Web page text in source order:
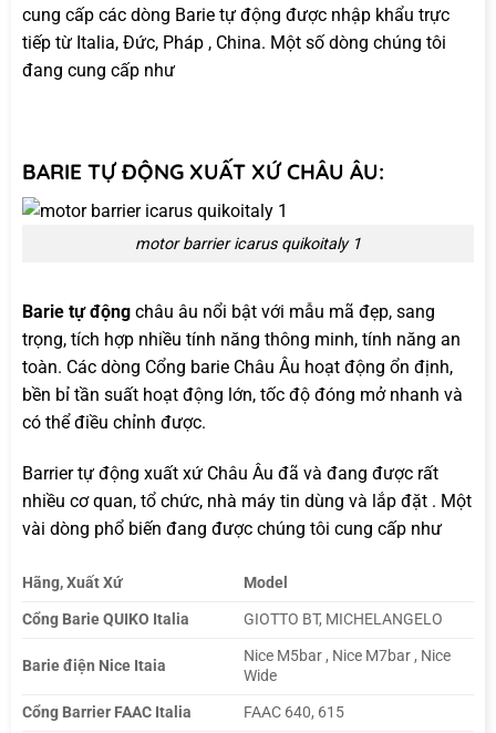
cung cấp các dòng Barie tự động được nhập khẩu trực
tiếp từ Italia, Đức, Pháp , China. Một số dòng chúng tôi
đang cung cấp như
BARIE TỰ ĐỘNG XUẤT XỨ CHÂU ÂU:
motor barrier icarus quikoitaly 1
Barie tự động châu âu nổi bật với mẫu mã đẹp, sang
trọng, tích hợp nhiều tính năng thông minh, tính năng an
toàn. Các dòng Cổng barie Châu Âu hoạt động ổn định,
bền bỉ tần suất hoạt động lớn, tốc độ đóng mở nhanh và
có thể điều chỉnh được.
Barrier tự động xuất xứ Châu Âu đã và đang được rất
nhiều cơ quan, tổ chức, nhà máy tin dùng và lắp đặt . Một
vài dòng phổ biến đang được chúng tôi cung cấp như
Hãng, Xuất Xứ
Model
Cổng Barie QUIKO Italia
GIOTTO BT, MICHELANGELO
Barie điện Nice Itaia
Nice M5bar , Nice M7bar , Nice
Wide
Cổng Barrier FAAC Italia
FAAC 640, 615